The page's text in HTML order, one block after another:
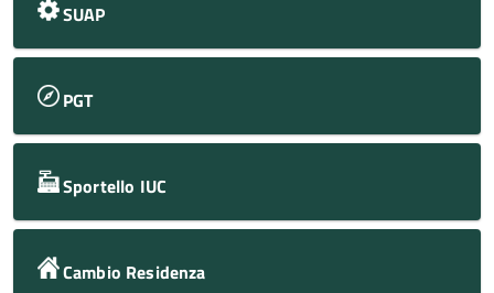
SUAP
PGT
Sportello IUC
Cambio Residenza